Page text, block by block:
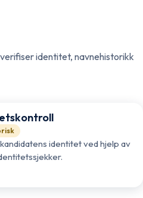
identitet, navnehistorikk
identitet ved hjelp av